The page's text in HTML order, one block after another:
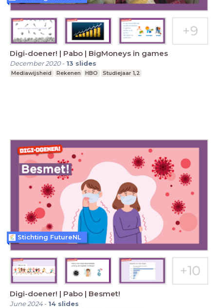
Digi-doener! | Pabo | BigMoneys in games
December 2020- 13 slides
Mediawijsheid Rekenen HBO Studiejaar 1,2
Digi-doener! | Pabo | Besmet!
June 2024- 14 slides
Stichting FutureNL